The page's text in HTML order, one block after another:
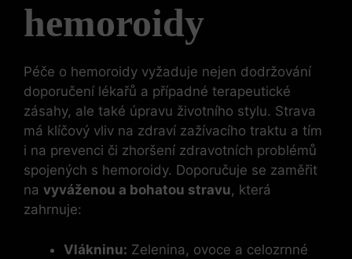
hemoroidy
Péče o hemoroidy vyžaduje nejen dodržování
doporučení lékařů a případné terapeutické
zásahy, ale také úpravu životního stylu. Strava
má klíčový vliv na zdraví zažívacího traktu a tím
i na prevenci či zhoršení zdravotních problémů
spojených s hemoroidy. Doporučuje se zaměřit
na vyváženou a bohatou stravu, která
zahrnuje:
Vlákninu: Zelenina, ovoce a celozrnné